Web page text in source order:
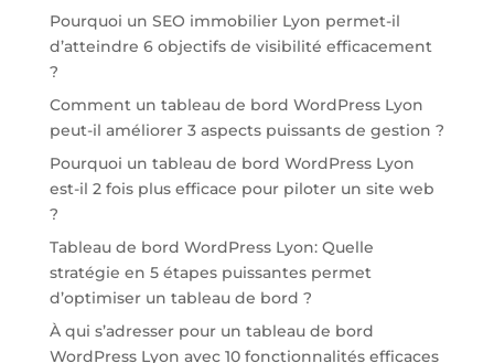
Pourquoi un SEO immobilier Lyon permet-il
d’atteindre 6 objectifs de visibilité efficacement
?
Comment un tableau de bord WordPress Lyon
peut-il améliorer 3 aspects puissants de gestion ?
Pourquoi un tableau de bord WordPress Lyon
est-il 2 fois plus efficace pour piloter un site web
?
Tableau de bord WordPress Lyon: Quelle
stratégie en 5 étapes puissantes permet
d’optimiser un tableau de bord ?
À qui s’adresser pour un tableau de bord
WordPress Lyon avec 10 fonctionnalités efficaces